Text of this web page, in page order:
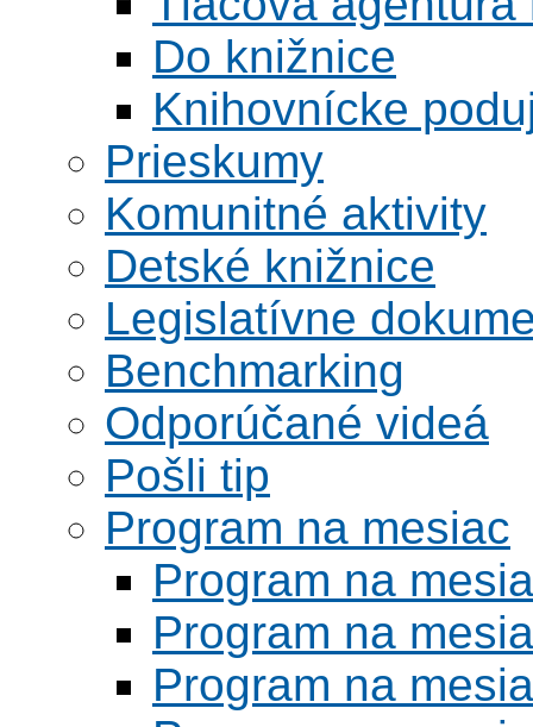
Do knižnice
Knihovnícke
Prieskumy
Komunitné aktivity
Detské knižnice
Legislatívne
Benchmarking
Odporúčané videá
Pošli tip
Program na mesiac
Program na
Program na
Program na